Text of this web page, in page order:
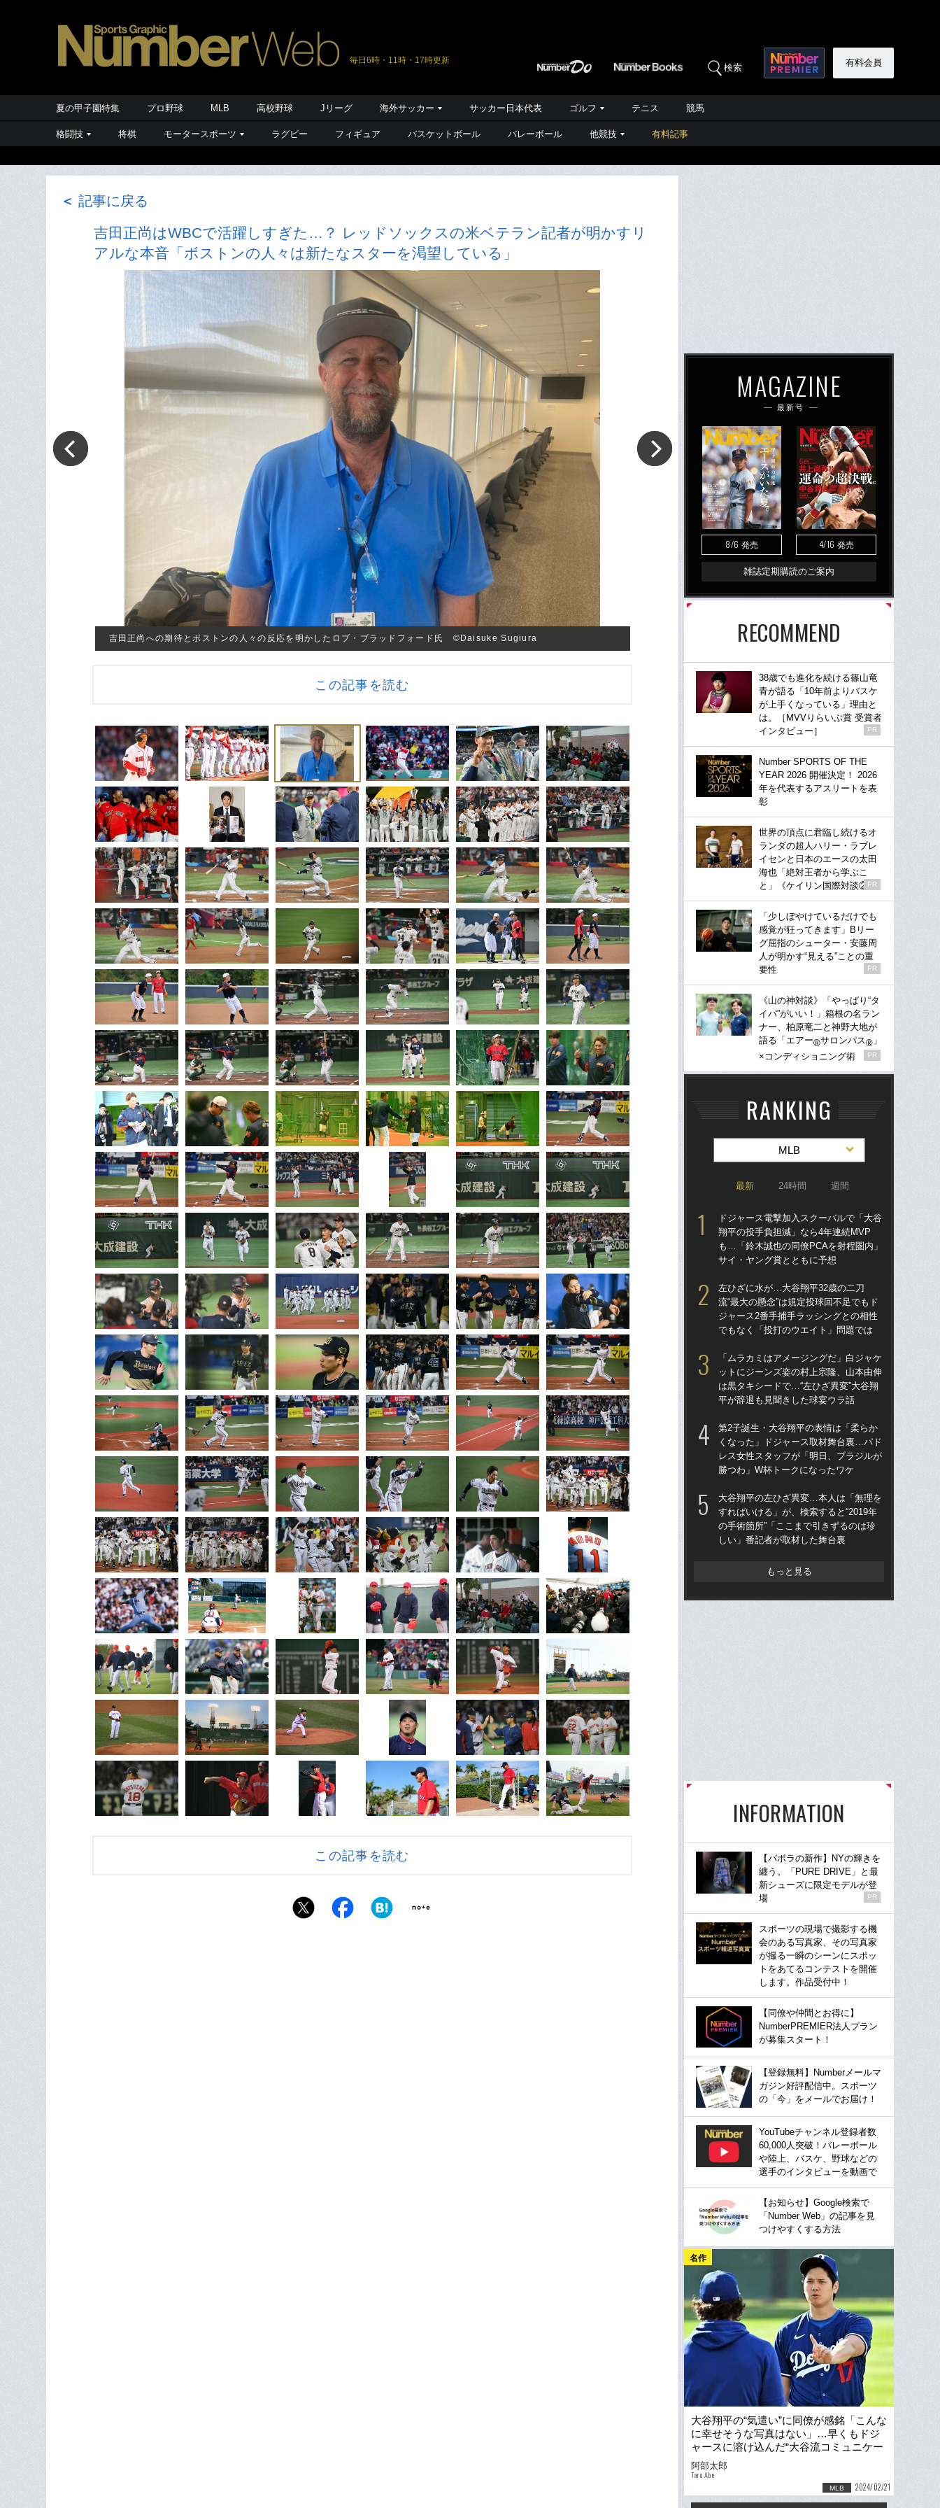
毎日6時・11時・17時更新
検索 有料会員
夏の甲子園特集 プロ野球 MLB 高校野球 Jリーグ 海外サッカー サッカー日本代表 ゴルフ テニス 競馬
格闘技 将棋 モータースポーツ ラグビー フィギュア バスケットボール バレーボール 他競技 有料記事
＜ 記事に戻る
吉田正尚はWBCで活躍しすぎた…？ レッドソックスの米ベテラン記者が明かすリ
アルな本音「ボストンの人々は新たなスターを渇望している」
吉田正尚への期待とボストンの人々の反応を明かしたロブ・ブラッドフォード氏 ©︎Daisuke Sugiura
この記事を読む
この記事を読む
MAGAZINE
最新号
8/6 発売 4/16 発売
雑誌定期購読のご案内
RECOMMEND
38歳でも進化を続ける篠山竜
青が語る「10年前よりバスケ
が上手くなっている」理由と
は。［MVVりらいぶ賞 受賞者
インタビュー］
PR
Number SPORTS OF THE
YEAR 2026 開催決定！ 2026
年を代表するアスリートを表
彰
世界の頂点に君臨し続けるオ
ランダの超人ハリー・ラブレ
イセンと日本のエースの太田
海也「絶対王者から学ぶこ
と」《ケイリン国際対談②》
PR
「少しぼやけているだけでも
感覚が狂ってきます」Bリー
グ屈指のシューター・安藤周
人が明かす“見える”ことの重
要性
PR
《山の神対談》「やっぱり“タ
イパ”がいい！」箱根の名ラン
ナー、柏原竜二と神野大地が
語る「エアー®サロンパス® 」
×コンディショニング術
PR
RANKING
MLB
最新 24時間 週間
ドジャース電撃加入スクーバルで「大谷
翔平の投手負担減」なら4年連続MVP
も…「鈴木誠也の同僚PCAを射程圏内」
サイ・ヤング賞とともに予想
左ひざに水が…大谷翔平32歳の二刀
流“最大の懸念”は規定投球回不足でもド
ジャース2番手捕手ラッシングとの相性
でもなく「投打のウエイト」問題では
「ムラカミはアメージングだ」白ジャケ
ットにジーンズ姿の村上宗隆、山本由伸
は黒タキシードで…“左ひざ異変”大谷翔
平が辞退も見聞きした球宴ウラ話
第2子誕生・大谷翔平の表情は「柔らか
くなった」ドジャース取材舞台裏…パド
レス女性スタッフが「明日、ブラジルが
勝つわ」W杯トークになったワケ
大谷翔平の左ひざ異変…本人は「無理を
すればいける」が、検索すると“2019年
の手術箇所”「ここまで引きずるのは珍
しい」番記者が取材した舞台裏
もっと見る
INFORMATION
【バボラの新作】NYの輝きを
纏う。「PURE DRIVE」と最
新シューズに限定モデルが登
場
PR
スポーツの現場で撮影する機
会のある写真家、その写真家
が撮る一瞬のシーンにスポッ
トをあてるコンテストを開催
します。作品受付中！
【同僚や仲間とお得に】
NumberPREMIER法人プラン
が募集スタート！
【登録無料】Numberメールマ
ガジン好評配信中。スポーツ
の「今」をメールでお届け！
YouTubeチャンネル登録者数
60,000人突破！バレーボール
や陸上、バスケ、野球などの
選手のインタビューを動画で
【お知らせ】Google検索で
「Number Web」の記事を見
つけやすくする方法
名作
大谷翔平の“気遣い”に同僚が感銘「こんな
に幸せそうな写真はない」…早くもドジ
ャースに溶け込んだ“大谷流コミュニケー
ション”の本質
阿部太郎
Taro Abe
MLB 2024/02/21